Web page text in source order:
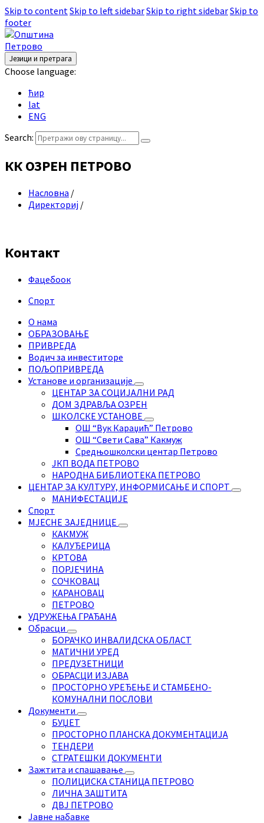
Skip to contentSkip to left sidebarSkip to right sidebarSkip to
footer
Језици и претрага
Choose language:
ћир
lat
ENG
Search:
КК ОЗРЕН ПЕТРОВО
Насловна /
Директориј /
Контакт
Фацебоок
Спорт
О нама
ОБРАЗОВАЊЕ
ПРИВРЕДА
Водич за инвеститоре
ПОЉОПРИВРЕДА
Установе и организације
ЦЕНТАР ЗА СОЦИЈАЛНИ РАД
ДОМ ЗДРАВЉА ОЗРЕН
ШКОЛСКЕ УСТАНОВЕ
ОШ “Вук Караџић” Петрово
ОШ “Свети Сава” Какмуж
Средњошколски центар Петрово
ЈКП ВОДА ПЕТРОВО
НАРОДНА БИБЛИОТЕКА ПЕТРОВО
ЦЕНТАР ЗА КУЛТУРУ, ИНФОРМИСАЊЕ И СПОРТ
МАНИФЕСТАЦИЈЕ
Спорт
МЈЕСНЕ ЗАЈЕДНИЦЕ
КАКМУЖ
КАЛУЂЕРИЦА
КРТОВА
ПОРЈЕЧИНА
СОЧКОВАЦ
КАРАНОВАЦ
ПЕТРОВО
УДРУЖЕЊА ГРАЂАНА
Обрасци
БОРАЧКО ИНВАЛИДСКА ОБЛАСТ
МАТИЧНИ УРЕД
ПРЕДУЗЕТНИЦИ
ОБРАСЦИ ИЗЈАВА
ПРОСТОРНО УРЕЂЕЊЕ И СТАМБЕНО-
КОМУНАЛНИ ПОСЛОВИ
Документи
БУЏЕТ
ПРОСТОРНО ПЛАНСКА ДОКУМЕНТАЦИЈА
ТЕНДЕРИ
СТРАТЕШКИ ДОКУМЕНТИ
Зажтита и спашавање
ПОЛИЦИСКА СТАНИЦА ПЕТРОВО
ЛИЧНА ЗАШТИТА
ДВЈ ПЕТРОВО
Јавне набавке